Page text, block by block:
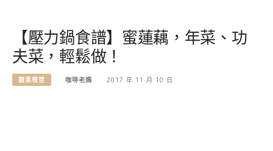
【壓力鍋食譜】蜜蓮藕，年菜、功
夫菜，輕鬆做！
蔬果根莖 咖啡老媽 2017 年 11 月 10 日